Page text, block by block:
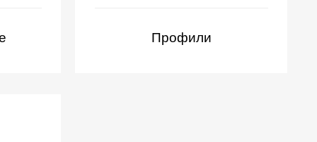
Профили